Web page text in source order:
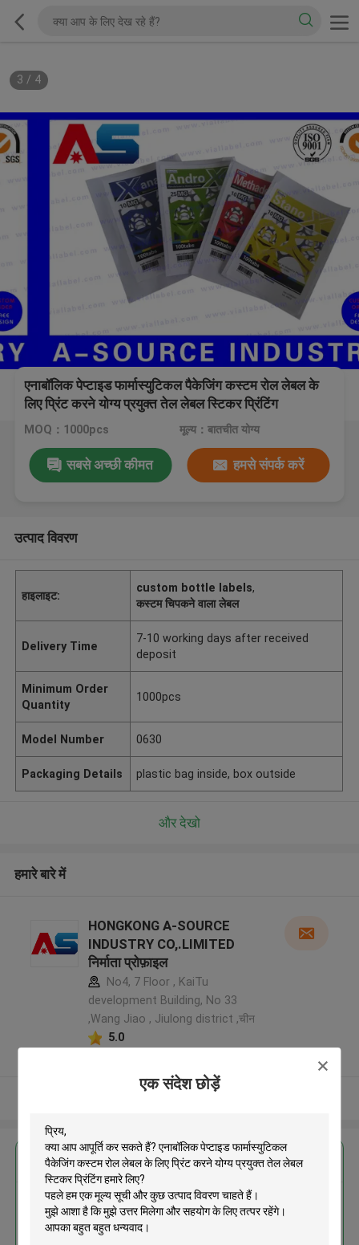
एक संदेश छोड़ें
3 / 4
एनाबॉलिक पेप्टाइड फार्मास्युटिकल पैकेजिंग कस्टम रोल लेबल के
लिए प्रिंट करने योग्य प्रयुक्त तेल लेबल स्टिकर प्रिंटिंग
MOQ：1000pcs मूल्य：बातचीत योग्य
सबसे अच्छी कीमत हमसे संपर्क करें
उत्पाद विवरण
हाइलाइट:
custom bottle labels,
कस्टम चिपकने वाला लेबल
Delivery Time
7-10 working days after received
deposit
Minimum Order
Quantity
1000pcs
Model Number 0630
Packaging Details plastic bag inside, box outside
और देखो
हमारे बारे में
HONGKONG A-SOURCE
INDUSTRY CO,.LIMITED
निर्माता प्रोफ़ाइल
No4, 7 Floor , KaiTu
development Building, No 33
,Wang Jiao , Jiulong district ,चीन
5.0
सबसे उत्तम प्रतिदान प्राप्त करें
एनाबॉलिक पेप्टाइड फार्मास्युटिकल पैकेजिंग
कस्टम रोल लेबल के लिए प्रिंट करने योग्य